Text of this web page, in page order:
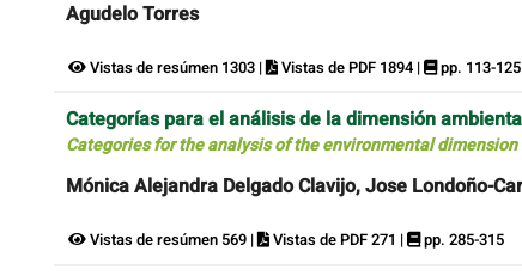
Agudelo Torres
Vistas de resúmen 1303 | Vistas de PDF 1894 | pp. 113-125
Categorías para el análisis de la dimensión
Categories for the analysis of the environmental
Mónica Alejandra Delgado Clavijo, Jose Londoño-
Vistas de resúmen 569 | Vistas de PDF 271 | pp. 285-315